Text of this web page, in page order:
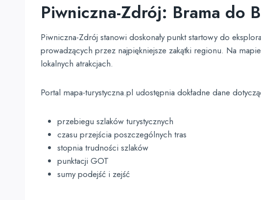
Piwniczna-Zdrój: Brama do
Piwniczna-Zdrój stanowi doskonały punkt startowy do
prowadzących przez najpiękniejsze zakątki regionu. Na
lokalnych atrakcjach.
Portal mapa-turystyczna.pl udostępnia dokładne dane
przebiegu szlaków turystycznych
czasu przejścia poszczególnych tras
stopnia trudności szlaków
punktacji GOT
sumy podejść i zejść